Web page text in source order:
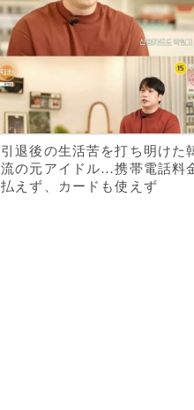
引退後の生活苦を打ち明けた
流の元アイドル…携帯電話料
払えず、カードも使えず